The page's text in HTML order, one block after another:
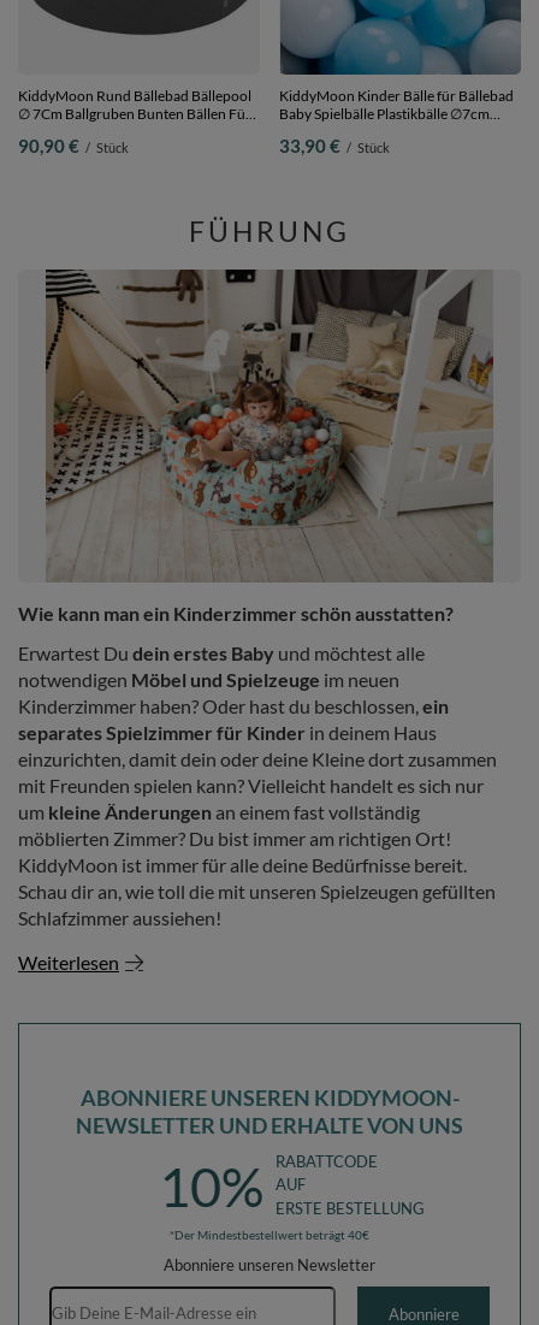
KiddyMoon Rund Bällebad Bällepool
∅ 7Cm Ballgruben Bunten Bällen Für
Hergestellt in der EU, dunkelgrau,
90,90 € / Stück
KiddyMoon Kinder Bälle für Bällebad
Baby Spielbälle Plastikbälle ∅7cm
Bälle/7cm
33,90 € / Stück
FÜHRUNG
Wie kann man ein Kinderzimmer schön ausstatten?
Erwartest Du dein erstes Baby und möchtest alle
notwendigen Möbel und Spielzeuge im neuen
Kinderzimmer haben? Oder hast du beschlossen,ein
separates Spielzimmer für Kinder in deinem Haus
einzurichten, damit dein oder deine Kleine dort zusammen
mit Freunden spielen kann? Vielleicht handelt es sich nur
um kleine Änderungen an einem fast vollständig
möblierten Zimmer? Du bist immer am richtigen Ort!
KiddyMoon ist immer für alle deine Bedürfnisse bereit.
Schau dir an, wie toll die mit unseren Spielzeugen gefüllten
Schlafzimmer aussiehen!
Weiterlesen
ABONNIERE UNSEREN KIDDYMOON-
NEWSLETTER UND ERHALTE VON UNS
10%
RABATTCODE
AUF
ERSTE BESTELLUNG
*Der Mindestbestellwert beträgt 40€
Abonniere unseren Newsletter
E-Mail-Adresse
Abonniere